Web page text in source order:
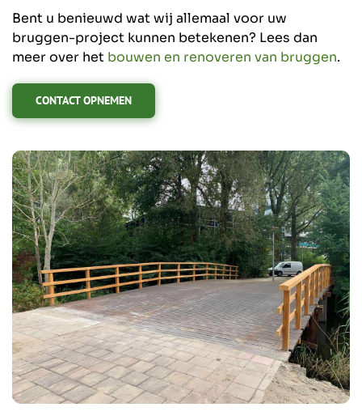
Bent u benieuwd wat wij allemaal voor uw
bruggen-project kunnen betekenen? Lees dan
meer over het bouwen en renoveren van bruggen.
CONTACT OPNEMEN